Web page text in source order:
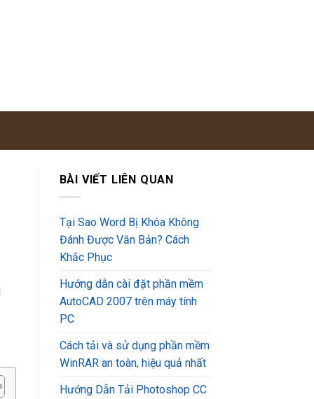
BÀI VIẾT LIÊN QUAN
Tại Sao Word Bị Khóa Không
Đánh Được Văn Bản? Cách
Khắc Phục
Hướng dẫn cài đặt phần mềm
AutoCAD 2007 trên máy tính
PC
Cách tải và sử dụng phần mềm
WinRAR an toàn, hiệu quả nhất
Hướng Dẫn Tải Photoshop CC